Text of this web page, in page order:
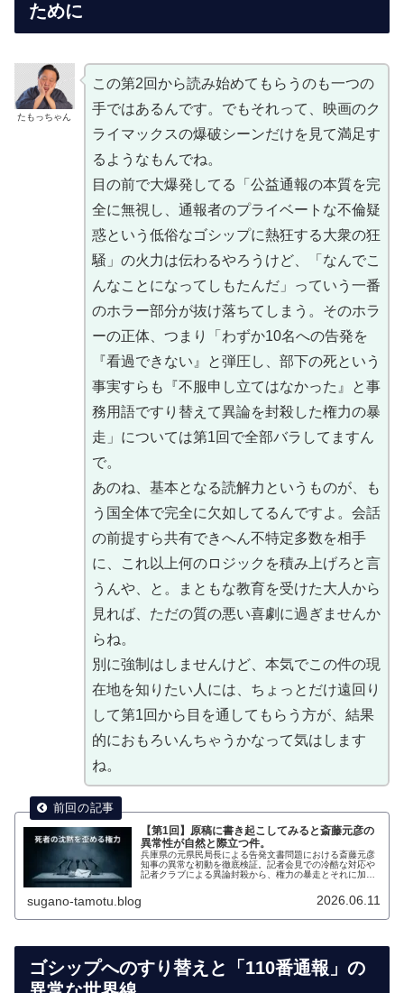
ために
たもっちゃん
この第2回から読み始めてもらうのも一つの
手ではあるんです。でもそれって、映画のク
ライマックスの爆破シーンだけを見て満足す
るようなもんでね。
目の前で大爆発してる「公益通報の本質を完
全に無視し、通報者のプライベートな不倫疑
惑という低俗なゴシップに熱狂する大衆の狂
騒」の火力は伝わるやろうけど、「なんでこ
んなことになってしもたんだ」っていう一番
のホラー部分が抜け落ちてしまう。そのホラ
ーの正体、つまり「わずか10名への告発を
『看過できない』と弾圧し、部下の死という
事実すらも『不服申し立てはなかった』と事
務用語ですり替えて異論を封殺した権力の暴
走」については第1回で全部バラしてますん
で。
あのね、基本となる読解力というものが、も
う国全体で完全に欠如してるんですよ。会話
の前提すら共有できへん不特定多数を相手
に、これ以上何のロジックを積み上げろと言
うんや、と。まともな教育を受けた大人から
見れば、ただの質の悪い喜劇に過ぎませんか
らね。
別に強制はしませんけど、本気でこの件の現
在地を知りたい人には、ちょっとだけ遠回り
して第1回から目を通してもらう方が、結果
的におもろいんちゃうかなって気はします
ね。
【第1回】原稿に書き起こしてみると斎藤元彦の
異常性が自然と際立つ件。
兵庫県の元県民局長による告発文書問題における斎藤元彦
知事の異常な初動を徹底検証。記者会見での冷酷な対応や
記者クラブによる異論封殺から、権力の暴走とそれに加担
sugano-tamotu.blog 2026.06.11
ゴシップへのすり替えと「110番通報」の